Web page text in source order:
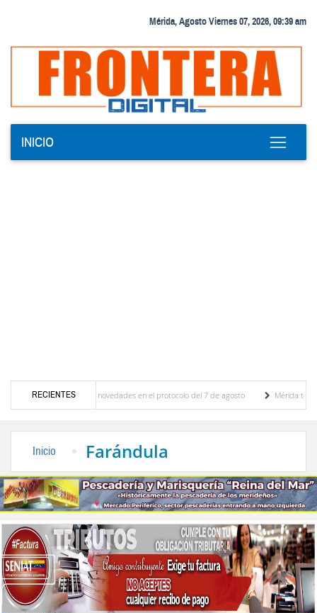
Mérida, Agosto Viernes 07, 2026, 09:39 am
INICIO
RECIENTES
y se conocieron novedades en el protocolo del 7 de agosto
Mérida territorio
Inicio Farándula